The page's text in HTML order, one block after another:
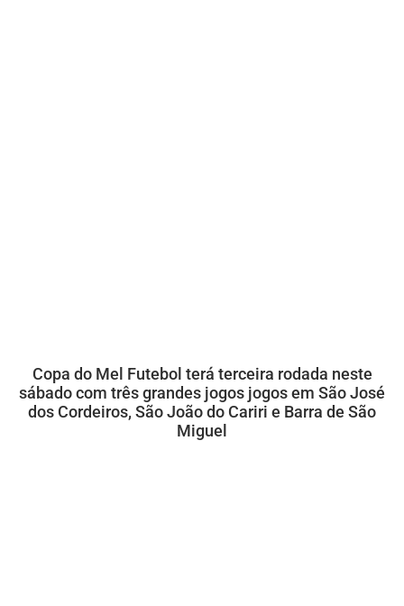
Copa do Mel Futebol terá terceira rodada neste
sábado com três grandes jogos jogos em São José
dos Cordeiros, São João do Cariri e Barra de São
Miguel